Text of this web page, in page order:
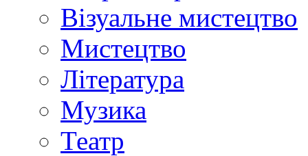
Візуальне мистецтво
Мистецтво
Література
Музика
Театр